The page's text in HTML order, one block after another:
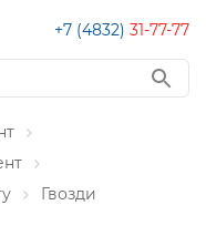
+7 (4832) 31-77-77
Гвозди